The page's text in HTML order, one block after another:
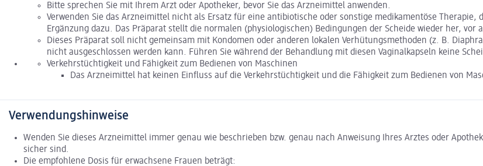
Bitte sprechen Sie mit Ihrem Arzt oder Apotheker, bevor Sie das Arzneimittel anwenden.
Verwenden Sie das Arzneimittel nicht als Ersatz für eine antibiotische oder sonstige medikamentöse
Ergänzung dazu. Das Präparat stellt die normalen (physiologischen) Bedingungen der Scheide wieder her,
Dieses Präparat soll nicht gemeinsam mit Kondomen oder anderen lokalen Verhütungsmethoden (z. B.
nicht ausgeschlossen werden kann. Führen Sie während der Behandlung mit diesen Vaginalkapseln keine
Verkehrstüchtigkeit und Fähigkeit zum Bedienen von Maschinen
Das Arzneimittel hat keinen Einfluss auf die Verkehrstüchtigkeit und die Fähigkeit zum Bedienen von
Verwendungshinweise
Wenden Sie dieses Arzneimittel immer genau wie beschrieben bzw. genau nach Anweisung Ihres Arztes oder
sicher sind.
Die empfohlene Dosis für erwachsene Frauen beträgt: